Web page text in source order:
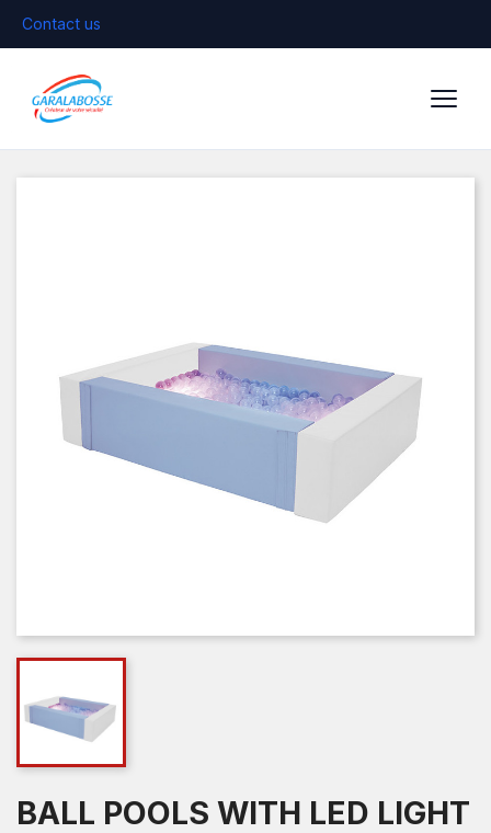
Contact us
BALL POOLS WITH LED LIGHT